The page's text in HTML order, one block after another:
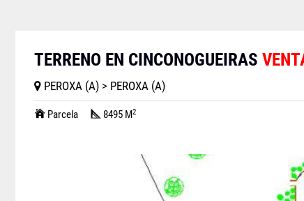
TERRENO EN CINCONOGUEIRAS
PEROXA (A) > PEROXA (A)
Parcela 8495 M2